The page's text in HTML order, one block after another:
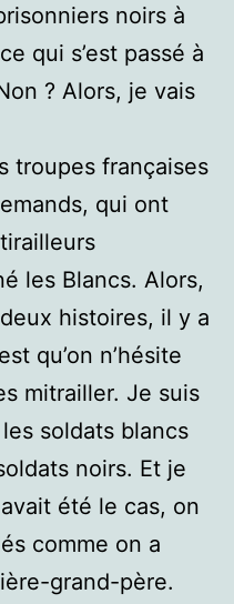
noirs à
qui s’est passé à
? Alors, je vais
troupes françaises
qui ont
les Blancs. Alors,
histoires, il y a
qu’on n’hésite
mitrailler. Je suis
les soldats blancs
noirs. Et je
été le cas, on
comme on a
grand-père.